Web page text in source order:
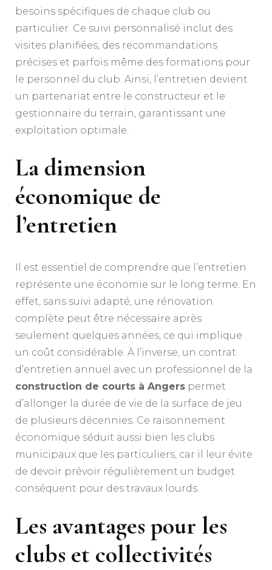
besoins spécifiques de chaque club ou
particulier. Ce suivi personnalisé inclut des
visites planifiées, des recommandations
précises et parfois même des formations pour
le personnel du club. Ainsi, l’entretien devient
un partenariat entre le constructeur et le
gestionnaire du terrain, garantissant une
exploitation optimale.
La dimension
économique de
l’entretien
Il est essentiel de comprendre que l’entretien
représente une économie sur le long terme. En
effet, sans suivi adapté, une rénovation
complète peut être nécessaire après
seulement quelques années, ce qui implique
un coût considérable. À l’inverse, un contrat
d’entretien annuel avec un professionnel de la
construction de courts à Angers permet
d’allonger la durée de vie de la surface de jeu
de plusieurs décennies. Ce raisonnement
économique séduit aussi bien les clubs
municipaux que les particuliers, car il leur évite
de devoir prévoir régulièrement un budget
conséquent pour des travaux lourds.
Les avantages pour les
clubs et collectivités